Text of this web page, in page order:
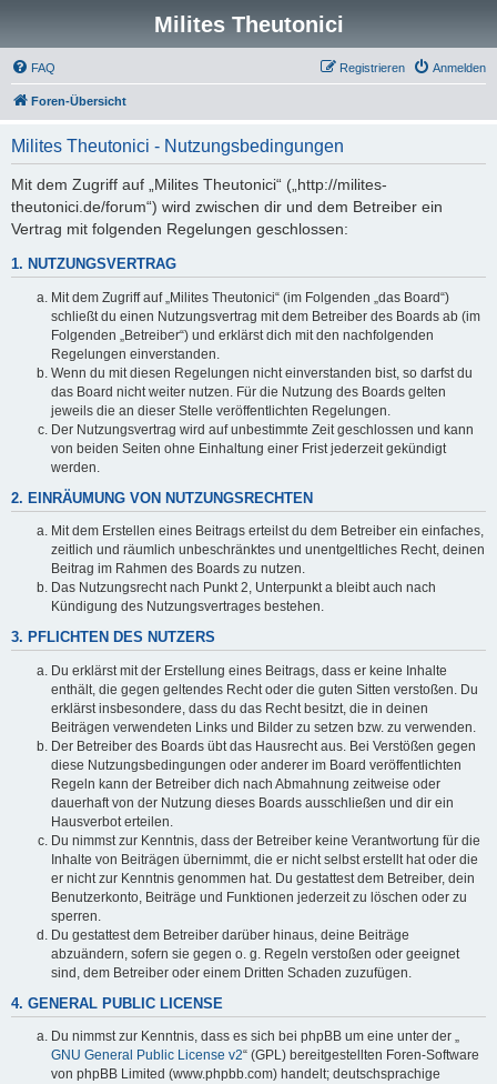
Milites Theutonici
FAQ Anmelden
Registrieren
Foren-Übersicht
Milites Theutonici - Nutzungsbedingungen
Mit dem Zugriff auf „Milites Theutonici“ („http://milites-
theutonici.de/forum“) wird zwischen dir und dem Betreiber ein
Vertrag mit folgenden Regelungen geschlossen:
1. NUTZUNGSVERTRAG
Mit dem Zugriff auf „Milites Theutonici“ (im Folgenden „das Board“)
schließt du einen Nutzungsvertrag mit dem Betreiber des Boards ab (im
Folgenden „Betreiber“) und erklärst dich mit den nachfolgenden
Regelungen einverstanden.
Wenn du mit diesen Regelungen nicht einverstanden bist, so darfst du
das Board nicht weiter nutzen. Für die Nutzung des Boards gelten
jeweils die an dieser Stelle veröffentlichten Regelungen.
Der Nutzungsvertrag wird auf unbestimmte Zeit geschlossen und kann
von beiden Seiten ohne Einhaltung einer Frist jederzeit gekündigt
werden.
2. EINRÄUMUNG VON NUTZUNGSRECHTEN
Mit dem Erstellen eines Beitrags erteilst du dem Betreiber ein einfaches,
zeitlich und räumlich unbeschränktes und unentgeltliches Recht, deinen
Beitrag im Rahmen des Boards zu nutzen.
Das Nutzungsrecht nach Punkt 2, Unterpunkt a bleibt auch nach
Kündigung des Nutzungsvertrages bestehen.
3. PFLICHTEN DES NUTZERS
Du erklärst mit der Erstellung eines Beitrags, dass er keine Inhalte
enthält, die gegen geltendes Recht oder die guten Sitten verstoßen. Du
erklärst insbesondere, dass du das Recht besitzt, die in deinen
Beiträgen verwendeten Links und Bilder zu setzen bzw. zu verwenden.
Der Betreiber des Boards übt das Hausrecht aus. Bei Verstößen gegen
diese Nutzungsbedingungen oder anderer im Board veröffentlichten
Regeln kann der Betreiber dich nach Abmahnung zeitweise oder
dauerhaft von der Nutzung dieses Boards ausschließen und dir ein
Hausverbot erteilen.
Du nimmst zur Kenntnis, dass der Betreiber keine Verantwortung für die
Inhalte von Beiträgen übernimmt, die er nicht selbst erstellt hat oder die
er nicht zur Kenntnis genommen hat. Du gestattest dem Betreiber, dein
Benutzerkonto, Beiträge und Funktionen jederzeit zu löschen oder zu
sperren.
Du gestattest dem Betreiber darüber hinaus, deine Beiträge
abzuändern, sofern sie gegen o. g. Regeln verstoßen oder geeignet
sind, dem Betreiber oder einem Dritten Schaden zuzufügen.
4. GENERAL PUBLIC LICENSE
Du nimmst zur Kenntnis, dass es sich bei phpBB um eine unter der „
GNU General Public License v2“ (GPL) bereitgestellten Foren-Software
von phpBB Limited (www.phpbb.com) handelt; deutschsprachige